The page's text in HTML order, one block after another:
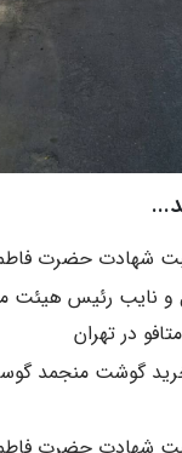
شهادت حضرت
و نایب رئیس هیئت
در تهران
گوشت منجمد